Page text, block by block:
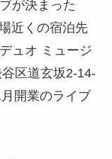
が決まった
近くの宿泊先
ュオ ミュージ
区道玄坂2-14-
開業のライブ